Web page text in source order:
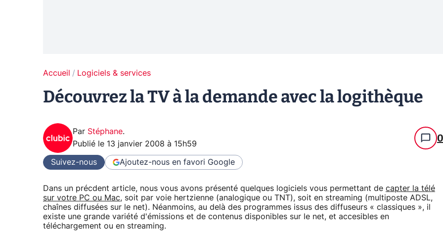
Accueil Logiciels & services
Découvrez la TV à la demande avec la logithèque
Par Stéphane.
Publié le 13 janvier 2008 à 15h59 0
Suivez-nous Ajoutez-nous en favori Google
Dans un précdent article, nous vous avons présenté quelques logiciels vous permettant de capter la télé
sur votre PC ou Mac, soit par voie hertzienne (analogique ou TNT), soit en streaming (multiposte ADSL,
chaînes diffusées sur le net). Néanmoins, au delà des programmes issus des diffuseurs « classiques », il
existe une grande variété d'émissions et de contenus disponibles sur le net, et accesibles en
téléchargement ou en streaming.